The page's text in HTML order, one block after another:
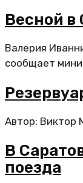
Весной в
Валерия
сообщает
Автор: Виктор
В
поезда